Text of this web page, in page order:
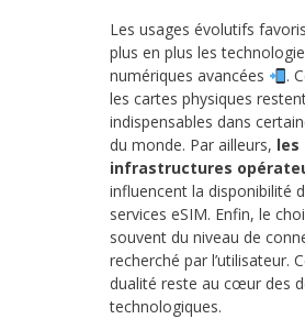
Les usages évolutifs
plus en plus les
numériques avancées
.
les cartes physiques
indispensables dans
du monde. Par ailleurs, les
infrastructures
influencent la disponibilité
services eSIM. Enfin, le
souvent du niveau de
recherché par l’utilisateur.
dualité reste au cœur des
technologiques.